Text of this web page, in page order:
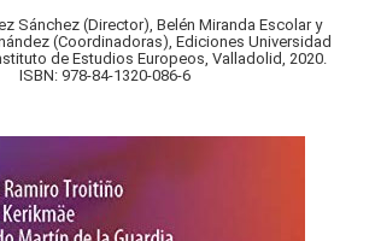
Sánchez (Director), Belén Miranda Escolar y
(Coordinadoras), Ediciones Universidad
de Estudios Europeos, Valladolid, 2020.
ISBN: 978-84-1320-086-6